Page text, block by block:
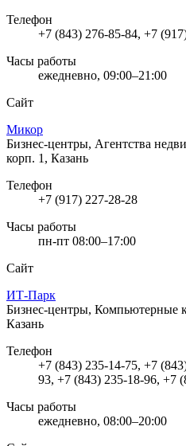
Телефон
+7 (843) 276-85-84, +7
Часы работы
ежедневно, 09:00–21:00
Сайт
Микор
Бизнес-центры, Агентства
корп. 1, Казань
Телефон
+7 (917) 227-28-28
Часы работы
пн-пт 08:00–17:00
Сайт
ИТ-Парк
Бизнес-центры, Компьютерные
Казань
Телефон
+7 (843) 235-14-75, +7
93, +7 (843) 235-18-96, +7
Часы работы
ежедневно, 08:00–20:00